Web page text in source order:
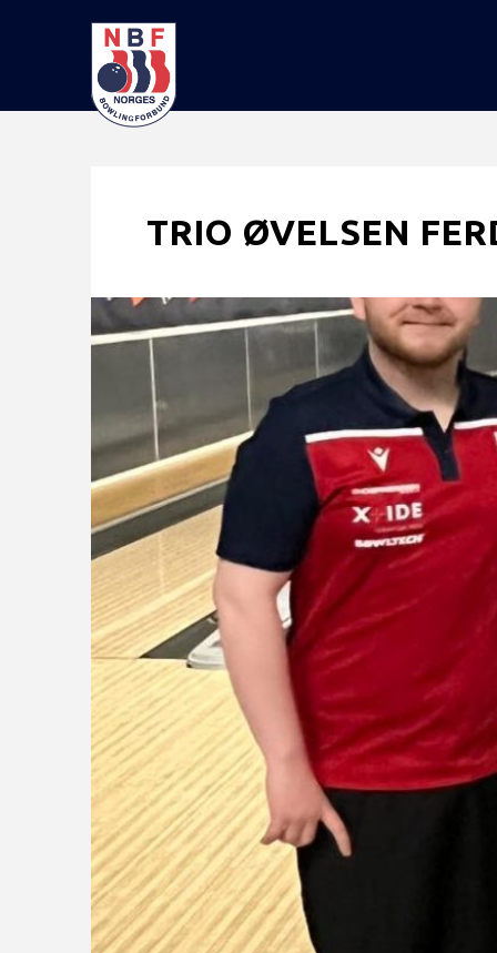
TRIO ØVELSEN